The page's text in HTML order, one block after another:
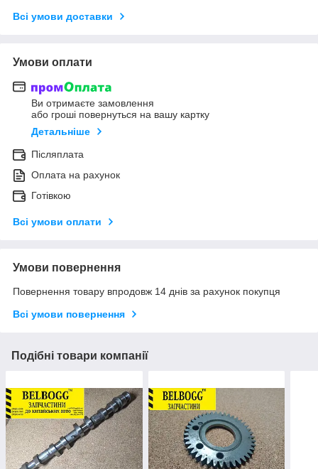
Всі умови доставки
Умови оплати
Ви отримаєте замовлення
або гроші повернуться на вашу картку
Детальніше
Післяплата
Оплата на рахунок
Готівкою
Всі умови оплати
Умови повернення
Повернення товару впродовж 14 днів за рахунок покупця
Всі умови повернення
Подібні товари компанії